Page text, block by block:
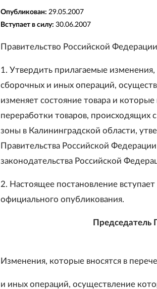
Опубликован: 29.05.2007
Вступает в силу: 30.06.2007
Правительство Российской
1. Утвердить прилагаемые
сборочных и иных операций,
изменяет состояние товара и
переработки товаров, происходящих
зоны в Калининградской области,
Правительства Российской
законодательства Российской
2. Настоящее постановление
официального опубликования.
Председатель
Изменения, которые вносятся в
и иных операций, осуществление